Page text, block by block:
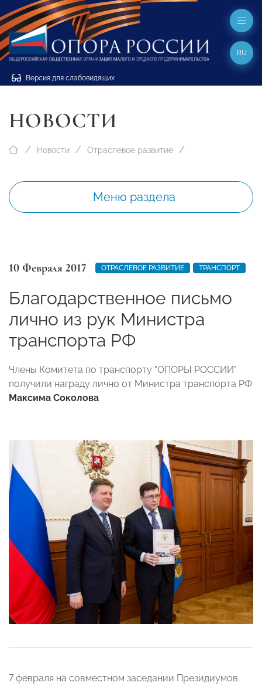
Версия для слабовидящих
RU
НОВОСТИ
Новости Отраслевое развитие
Меню раздела
10 Февраля 2017 ОТРАСЛЕВОЕ РАЗВИТИЕ ТРАНСПОРТ
Благодарственное письмо
лично из рук Министра
транспорта РФ
Члены Комитета по транспорту "ОПОРЫ РОССИИ"
получили награду лично от Министра транспорта РФ
Максима Соколова
7 февраля на совместном заседании Президиумов